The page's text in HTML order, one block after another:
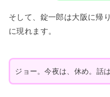
そして、錠一郎は大阪に帰
に現れます。
ジョー。今夜は、休め。話は